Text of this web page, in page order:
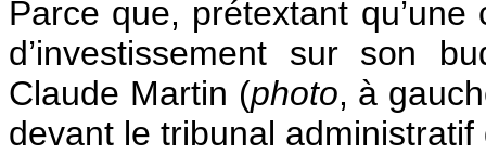
Parce que, prétextant
d’investissement sur son
Claude Martin (photo, à
devant le tribunal